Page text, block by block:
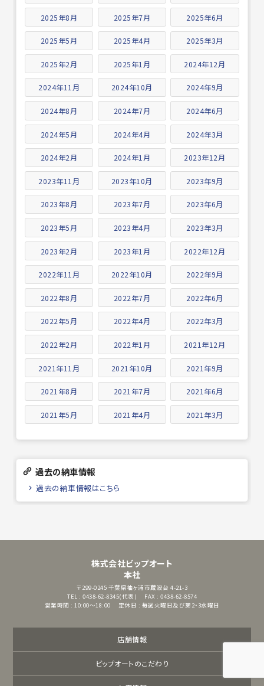
2025年8月 2025年7月 2025年6月
2025年5月 2025年4月 2025年3月
2025年2月 2025年1月 2024年12月
2024年11月 2024年10月 2024年9月
2024年8月 2024年7月 2024年6月
2024年5月 2024年4月 2024年3月
2024年2月 2024年1月 2023年12月
2023年11月 2023年10月 2023年9月
2023年8月 2023年7月 2023年6月
2023年5月 2023年4月 2023年3月
2023年2月 2023年1月 2022年12月
2022年11月 2022年10月 2022年9月
2022年8月 2022年7月 2022年6月
2022年5月 2022年4月 2022年3月
2022年2月 2022年1月 2021年12月
2021年11月 2021年10月 2021年9月
2021年8月 2021年7月 2021年6月
2021年5月 2021年4月 2021年3月
過去の納車情報
過去の納車情報はこちら
株式会社ビップオート
本社
〒299-0245 千葉県袖ヶ浦市蔵波台 4-21-3
TEL : 0438-62-8345(代表)
FAX : 0438-62-8574
営業時間 : 10:00～18:00
定休日 : 毎週火曜日及び第2・3水曜日
店舗情報
ビップオートのこだわり